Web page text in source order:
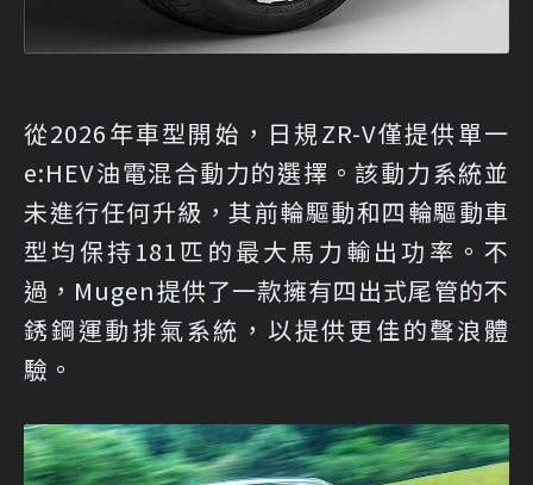
從2026年車型開始，日規ZR-V僅提供單一
e:HEV油電混合動力的選擇。該動力系統並
未進行任何升級，其前輪驅動和四輪驅動車
型均保持181匹的最大馬力輸出功率。不
過，Mugen提供了一款擁有四出式尾管的不
銹鋼運動排氣系統，以提供更佳的聲浪體
驗。